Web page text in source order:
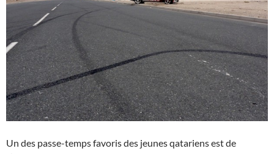
Un des passe-temps favoris des jeunes qatariens est de